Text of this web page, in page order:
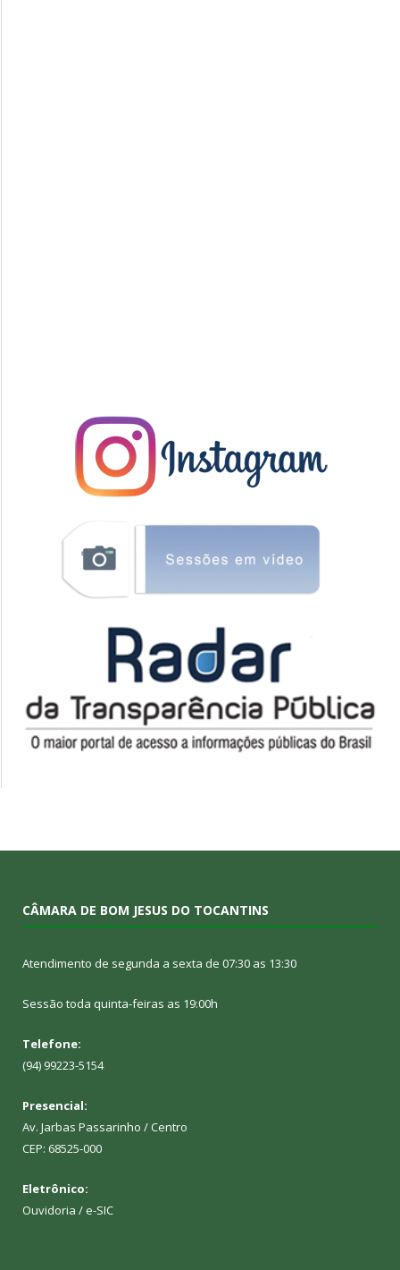
CÂMARA DE BOM JESUS DO TOCANTINS
Atendimento de segunda a sexta de 07:30 as 13:30
Sessão toda quinta-feiras as 19:00h
Telefone:
(94) 99223-5154
Presencial:
Av. Jarbas Passarinho / Centro
CEP: 68525-000
Eletrônico:
Ouvidoria / e-SIC